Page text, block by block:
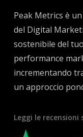
Peak Metrics è
del Digital
sostenibile del
performance
incrementando
un approccio
Leggi le